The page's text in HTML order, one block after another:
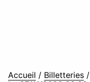
Accueil / Billetteries /